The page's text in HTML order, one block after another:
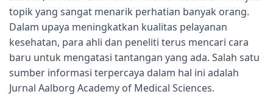
topik yang sangat menarik perhatian banyak orang.
Dalam upaya meningkatkan kualitas pelayanan
kesehatan, para ahli dan peneliti terus mencari cara
baru untuk mengatasi tantangan yang ada. Salah satu
sumber informasi terpercaya dalam hal ini adalah
Jurnal Aalborg Academy of Medical Sciences.